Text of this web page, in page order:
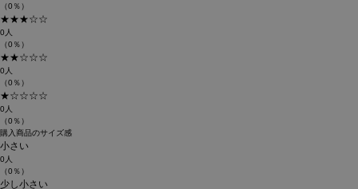
（0％）
★★★☆☆
0人
（0％）
★★☆☆☆
0人
（0％）
★☆☆☆☆
0人
（0％）
購入商品のサイズ感
小さい
0人
（0％）
少し小さい